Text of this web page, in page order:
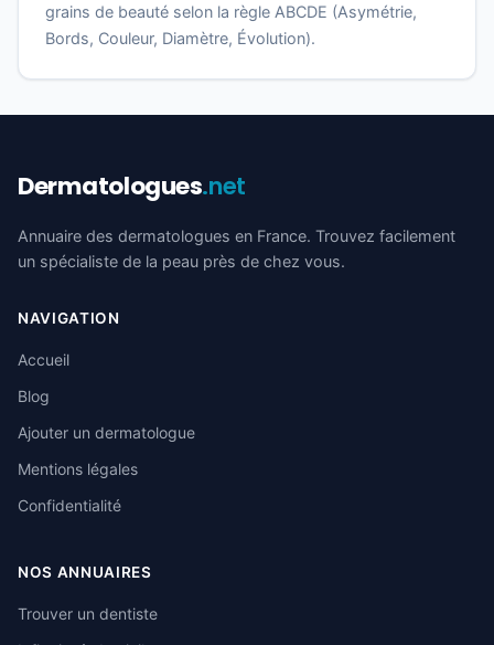
grains de beauté selon la règle ABCDE (Asymétrie,
Bords, Couleur, Diamètre, Évolution).
Dermatologues.net
Annuaire des dermatologues en France. Trouvez facilement
un spécialiste de la peau près de chez vous.
NAVIGATION
Accueil
Blog
Ajouter un dermatologue
Mentions légales
Confidentialité
NOS ANNUAIRES
Trouver un dentiste